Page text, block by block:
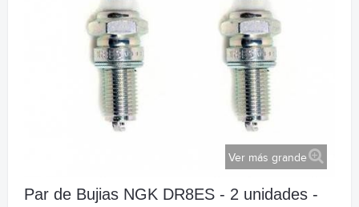
Ver más grande
Par de Bujias NGK DR8ES - 2 unidades -